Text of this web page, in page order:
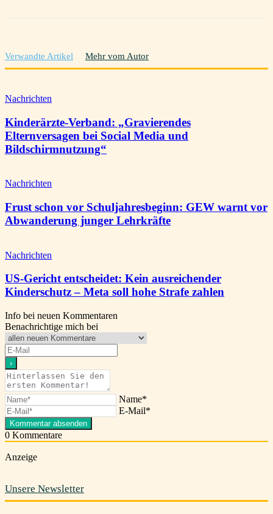
Verwandte Artikel Mehr vom Autor
Nachrichten
Kinderärzte-Verband: „Gravierendes
Elternversagen bei Social Media und
Bildschirmnutzung“
Nachrichten
Frust schon vor Schuljahresbeginn: GEW warnt vor
Abwanderung junger Lehrkräfte
Nachrichten
US-Gericht entscheidet: Kein ausreichender
Kinderschutz – Meta soll hohe Strafe zahlen
Info bei neuen Kommentaren
Benachrichtige mich bei
Name*
E-Mail*
0 Kommentare
Anzeige
Unsere Newsletter